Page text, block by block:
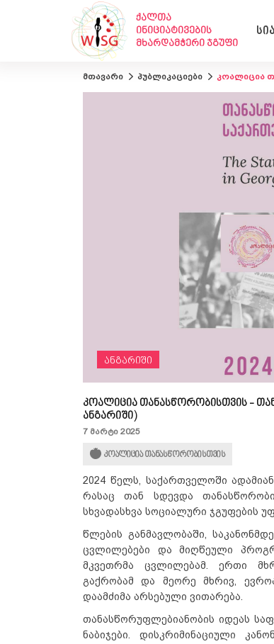
ქალთა
ინიციატივების
მხარდამჭერი ჯგუფი
მთავარი პუბლიკაციები
კოალიცია
წლის
ანგარიში
კოალიცია თანასწორობისთვის -
ანგარიში)
7 მარტი 2025
კოალიცია თანასწორობისთვის
2024 წელს, საქართველოში
რასაც თან სდევდა
სხვადასხვა სოციალური ჯგუფების
წლების განმავლობაში,
ცვლილებები და მიღწეული
მკვეთრმა ცვლილებამ. ერთი
გაქრობამ და მეორე მხრივ,
დაამძიმა არსებული ვითარება.
თანასწორუფლებიანობის იდეას
ნაბიჯები. დისკრიმინაციული